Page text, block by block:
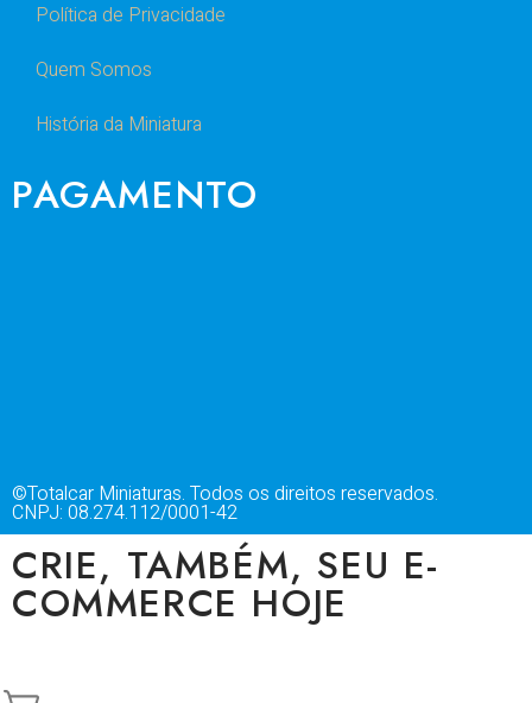
Política de Privacidade
Quem Somos
História da Miniatura
PAGAMENTO
©Totalcar Miniaturas. Todos os direitos reservados.
CNPJ: 08.274.112/0001-42
CRIE, TAMBÉM, SEU E-
COMMERCE HOJE